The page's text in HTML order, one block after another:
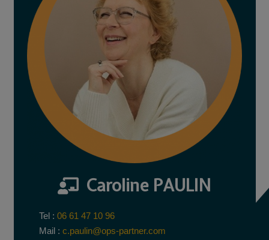
Caroline PAULIN
Tel : 06 61 47 10 96
Mail : c.paulin@ops-partner.com